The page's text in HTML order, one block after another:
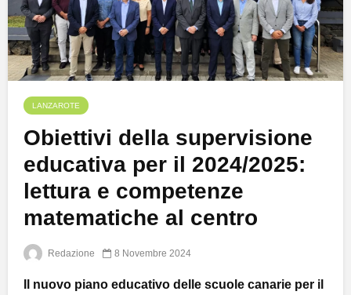
LANZAROTE
Obiettivi della supervisione
educativa per il 2024/2025:
lettura e competenze
matematiche al centro
Redazione 8 Novembre 2024
Il nuovo piano educativo delle scuole canarie per il